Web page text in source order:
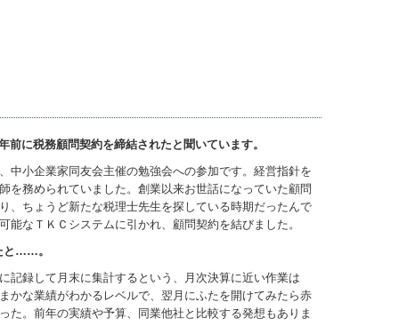
に税務顧問契約を締結されたと聞いています。
小企業家同友会主催の勉強会への参加です。経営指針を
を務められていました。創業以来お世話になっていた顧問
、ちょうど新たな税理士先生を探している時期だったんで
能なＴＫＣシステムに引かれ、顧問契約を結びました。
と……。
録して月末に集計するという、月次決算に近い作業は
かな業績がわかるレベルで、翌月にふたを開けてみたら赤
た。前年の実績や予算、同業他社と比較する発想もありま